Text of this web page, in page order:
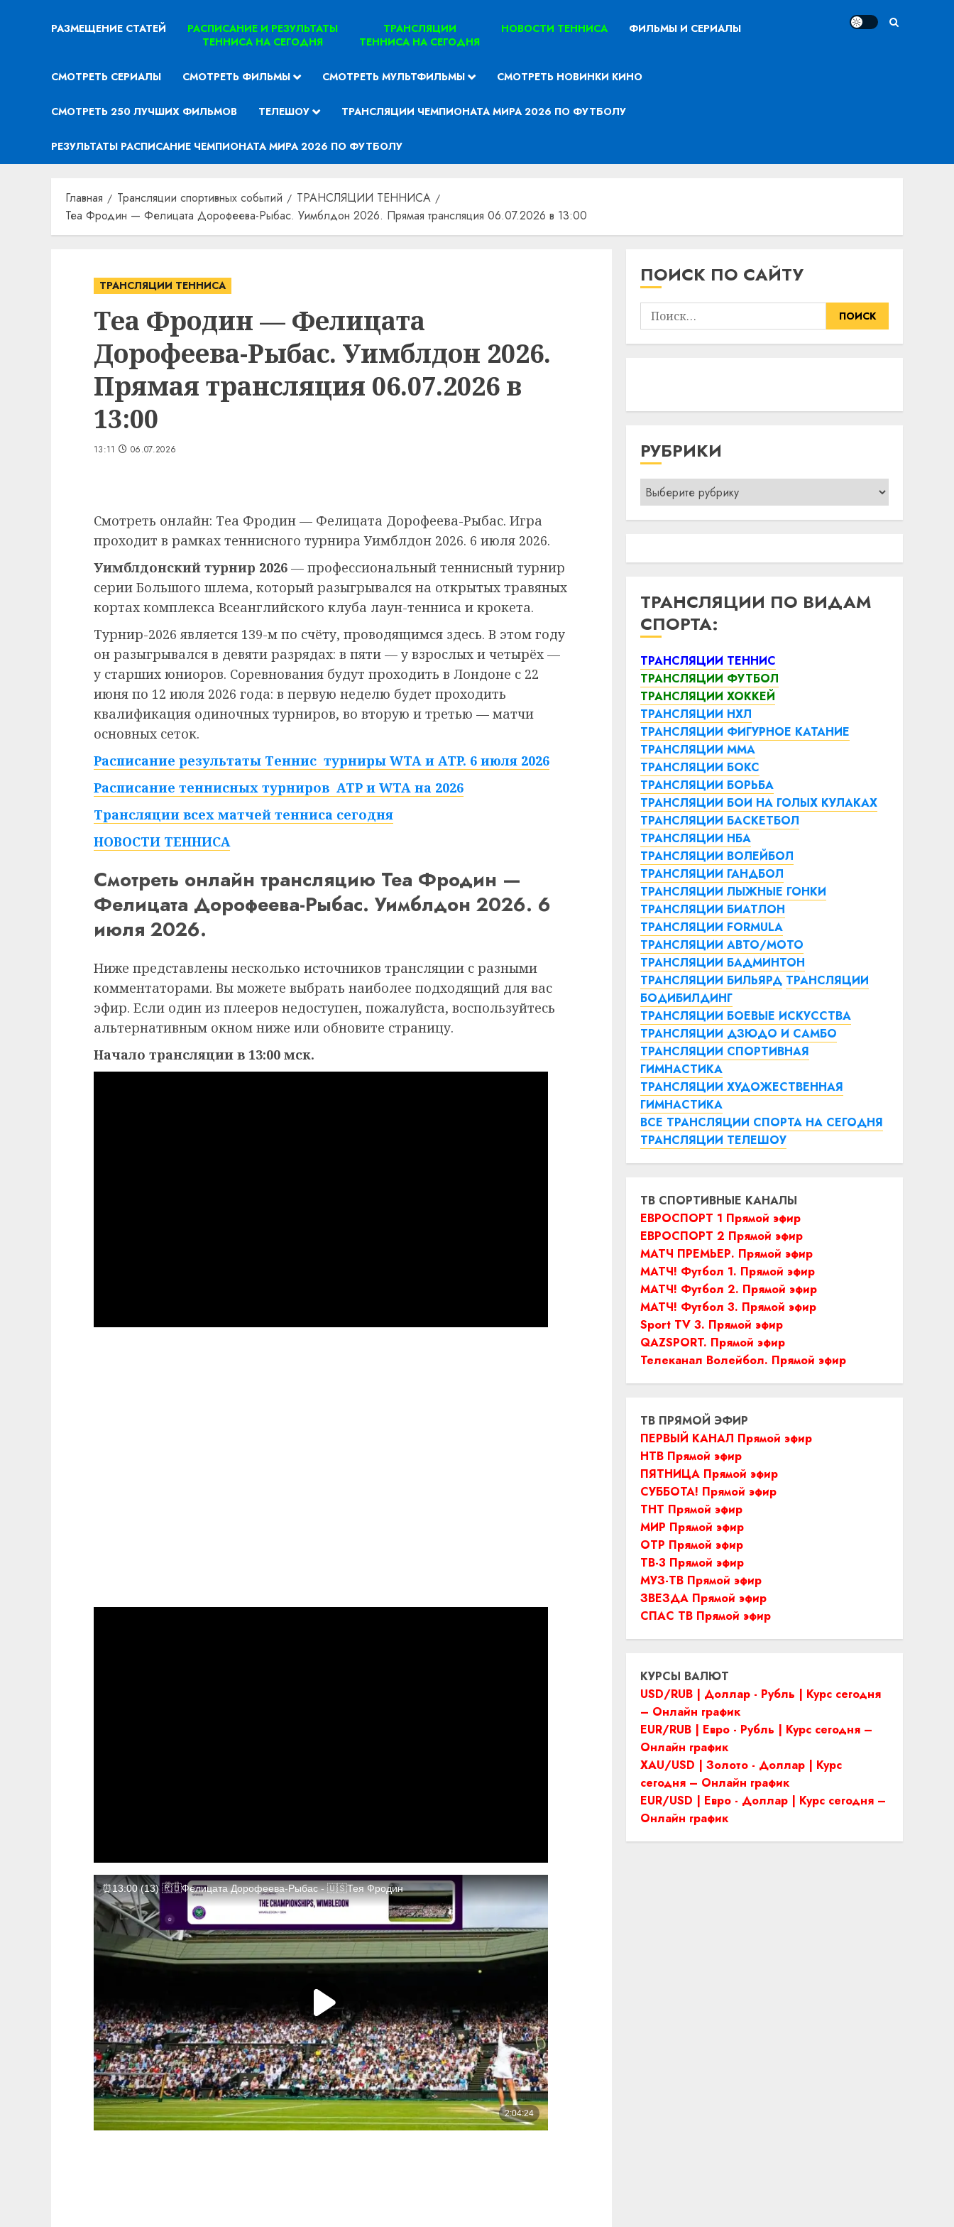
РАЗМЕЩЕНИЕ СТАТЕЙ
РАСПИСАНИЕ И РЕЗУЛЬТАТЫ
ТЕННИСА НА СЕГОДНЯ
ТРАНСЛЯЦИИ
ТЕННИСА НА СЕГОДНЯ
НОВОСТИ ТЕННИСА ФИЛЬМЫ И СЕРИАЛЫ
СМОТРЕТЬ СЕРИАЛЫ СМОТРЕТЬ ФИЛЬМЫ СМОТРЕТЬ МУЛЬТФИЛЬМЫ СМОТРЕТЬ НОВИНКИ КИНО
СМОТРЕТЬ 250 ЛУЧШИХ ФИЛЬМОВ ТЕЛЕШОУ ТРАНСЛЯЦИИ ЧЕМПИОНАТА МИРА 2026 ПО ФУТБОЛУ
РЕЗУЛЬТАТЫ РАСПИСАНИЕ ЧЕМПИОНАТА МИРА 2026 ПО ФУТБОЛУ
Главная Трансляции спортивных событий
ТРАНСЛЯЦИИ ТЕННИСА
Теа Фродин — Фелицата Дорофеева-Рыбас. Уимблдон 2026. Прямая трансляция 06.07.2026 в 13:00
ТРАНСЛЯЦИИ ТЕННИСА
Теа Фродин — Фелицата
Дорофеева-Рыбас. Уимблдон 2026.
Прямая трансляция 06.07.2026 в
13:00
13:11 06.07.2026
Смотреть онлайн: Теа Фродин — Фелицата Дорофеева-Рыбас. Игра
проходит в рамках теннисного турнира Уимблдон 2026. 6 июля 2026.
Уимблдонский турнир 2026 — профессиональный теннисный турнир
серии Большого шлема, который разыгрывался на открытых травяных
кортах комплекса Всеанглийского клуба лаун-тенниса и крокета.
Турнир-2026 является 139-м по счёту, проводящимся здесь. В этом году
он разыгрывался в девяти разрядах: в пяти — у взрослых и четырёх —
у старших юниоров. Соревнования будут проходить в Лондоне с 22
июня по 12 июля 2026 года: в первую неделю будет проходить
квалификация одиночных турниров, во вторую и третью — матчи
основных сеток.
Расписание результаты Теннис турниры WTA и ATP. 6 июля 2026
Расписание теннисных турниров ATP и WTA на 2026
Трансляции всех матчей тенниса сегодня
НОВОСТИ ТЕННИСА
Смотреть онлайн трансляцию Теа Фродин —
Фелицата Дорофеева-Рыбас. Уимблдон 2026. 6
июля 2026.
Ниже представлены несколько источников трансляции с разными
комментаторами. Вы можете выбрать наиболее подходящий для вас
эфир. Если один из плееров недоступен, пожалуйста, воспользуйтесь
альтернативным окном ниже или обновите страницу.
Начало трансляции в 13:00 мск.
ПОИСК ПО САЙТУ
Найти:
РУБРИКИ
Рубрики
ТРАНСЛЯЦИИ ПО ВИДАМ
СПОРТА:
ТРАНСЛЯЦИИ ТЕННИС
ТРАНСЛЯЦИИ ФУТБОЛ
ТРАНСЛЯЦИИ ХОККЕЙ
ТРАНСЛЯЦИИ НХЛ
ТРАНСЛЯЦИИ ФИГУРНОЕ КАТАНИЕ
ТРАНСЛЯЦИИ ММА
ТРАНСЛЯЦИИ БОКС
ТРАНСЛЯЦИИ БОРЬБА
ТРАНСЛЯЦИИ БОИ НА ГОЛЫХ КУЛАКАХ
ТРАНСЛЯЦИИ БАСКЕТБОЛ
ТРАНСЛЯЦИИ НБА
ТРАНСЛЯЦИИ ВОЛЕЙБОЛ
ТРАНСЛЯЦИИ ГАНДБОЛ
ТРАНСЛЯЦИИ ЛЫЖНЫЕ ГОНКИ
ТРАНСЛЯЦИИ БИАТЛОН
ТРАНСЛЯЦИИ FORMULA
ТРАНСЛЯЦИИ АВТО/МОТО
ТРАНСЛЯЦИИ БАДМИНТОН
ТРАНСЛЯЦИИ БИЛЬЯРД ТРАНСЛЯЦИИ
БОДИБИЛДИНГ
ТРАНСЛЯЦИИ БОЕВЫЕ ИСКУССТВА
ТРАНСЛЯЦИИ ДЗЮДО И САМБО
ТРАНСЛЯЦИИ СПОРТИВНАЯ
ГИМНАСТИКА
ТРАНСЛЯЦИИ ХУДОЖЕСТВЕННАЯ
ГИМНАСТИКА
ВСЕ ТРАНСЛЯЦИИ СПОРТА НА СЕГОДНЯ
ТРАНСЛЯЦИИ ТЕЛЕШОУ
ТВ СПОРТИВНЫЕ КАНАЛЫ
ЕВРОСПОРТ 1 Прямой эфир
ЕВРОСПОРТ 2 Прямой эфир
МАТЧ ПРЕМЬЕР. Прямой эфир
МАТЧ! Футбол 1. Прямой эфир
МАТЧ! Футбол 2. Прямой эфир
МАТЧ! Футбол 3. Прямой эфир
Sport TV 3. Прямой эфир
QAZSPORT. Прямой эфир
Телеканал Волейбол. Прямой эфир
ТВ ПРЯМОЙ ЭФИР
ПЕРВЫЙ КАНАЛ Прямой эфир
НТВ Прямой эфир
ПЯТНИЦА Прямой эфир
СУББОТА! Прямой эфир
ТНТ Прямой эфир
МИР Прямой эфир
ОТР Прямой эфир
ТВ-3 Прямой эфир
МУЗ-ТВ Прямой эфир
ЗВЕЗДА Прямой эфир
СПАС ТВ Прямой эфир
КУРСЫ ВАЛЮТ
USD/RUB | Доллар - Рубль | Курс сегодня
– Онлайн график
EUR/RUB | Евро - Рубль | Курс сегодня –
Онлайн график
XAU/USD | Золото - Доллар | Курс
сегодня – Онлайн график
EUR/USD | Евро - Доллар | Курс сегодня –
Онлайн график